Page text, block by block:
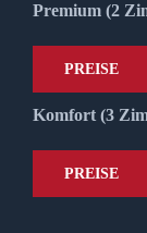
Premium (2
PREISE
Komfort (3
PREISE